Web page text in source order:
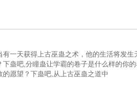
一天获得上古巫蛊之术，他的生活将发
蛊吧,分瞳蛊让学霸的卷子是什么样的你
愿望？下蛊吧,从上古巫蛊之道中